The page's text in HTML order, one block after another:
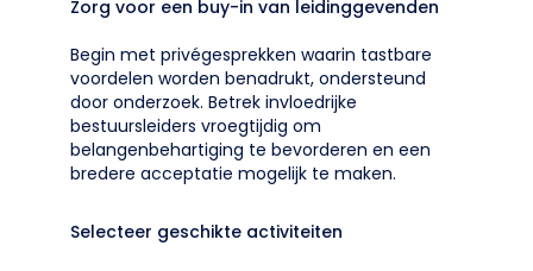
Zorg voor een buy-in van leidinggevenden
Begin met privégesprekken waarin tastbare
voordelen worden benadrukt, ondersteund
door onderzoek. Betrek invloedrijke
bestuursleiders vroegtijdig om
belangenbehartiging te bevorderen en een
bredere acceptatie mogelijk te maken.
Selecteer geschikte activiteiten